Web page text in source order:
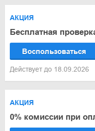
АКЦИЯ
Бесплатная
Воспользоваться
Действует до 18.09.2026
АКЦИЯ
0% комиссии при